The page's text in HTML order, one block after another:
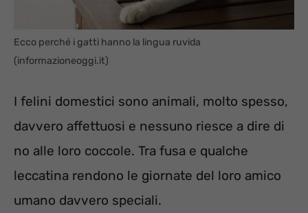
Ecco perché i gatti hanno la lingua ruvida
(informazioneoggi.it)
I felini domestici sono animali, molto spesso,
davvero affettuosi e nessuno riesce a dire di
no alle loro coccole. Tra fusa e qualche
leccatina rendono le giornate del loro amico
umano davvero speciali.